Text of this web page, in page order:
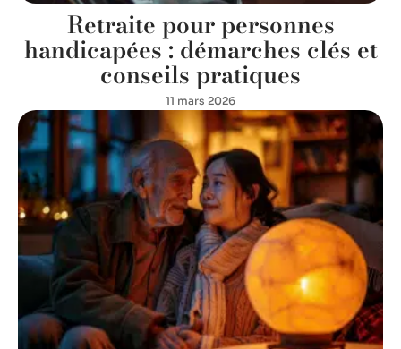
Retraite pour personnes
handicapées : démarches clés et
conseils pratiques
11 mars 2026